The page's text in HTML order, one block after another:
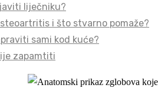
liječniku?
i što stvarno pomaže?
sami kod kuće?
zapamtiti